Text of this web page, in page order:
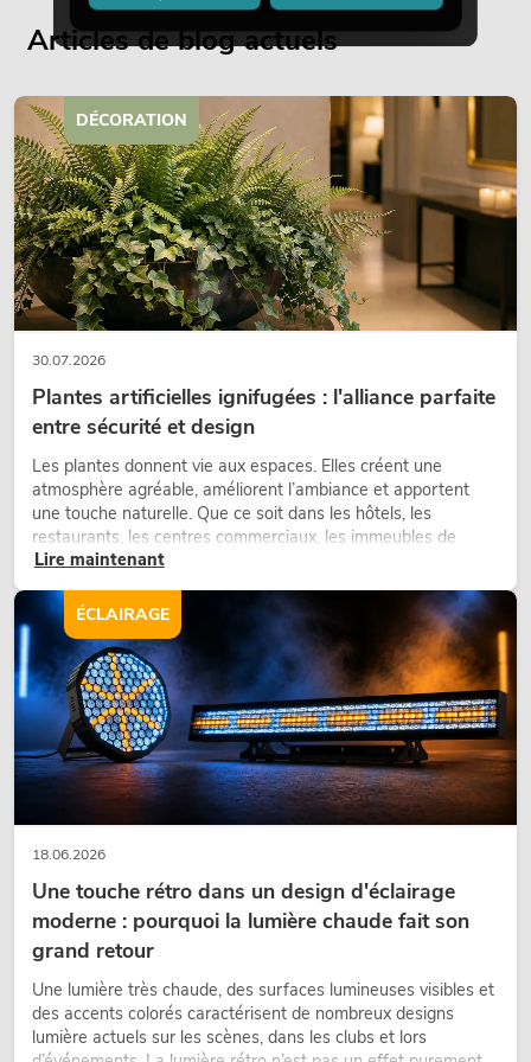
Articles de blog actuels
30.07.2026
Plantes artificielles ignifugées : l'alliance parfaite
entre sécurité et design
Les plantes donnent vie aux espaces. Elles créent une
atmosphère agréable, améliorent l’ambiance et apportent
une touche naturelle. Que ce soit dans les hôtels, les
restaurants, les centres commerciaux, les immeubles de
bureaux ou sur les stands d’exposition, une végétalisation de
d’aménagement modernes.
Lire maintenant
DÉCORATION
18.06.2026
Une touche rétro dans un design d'éclairage
moderne : pourquoi la lumière chaude fait son
grand retour
Une lumière très chaude, des surfaces lumineuses visibles et
des accents colorés caractérisent de nombreux designs
lumière actuels sur les scènes, dans les clubs et lors
ÉCLAIRAGE